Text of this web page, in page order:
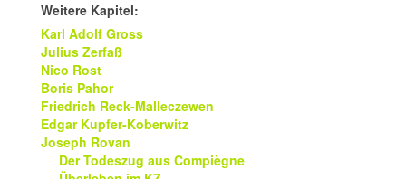
Weitere Kapitel:
Karl Adolf Gross
Julius Zerfaß
Nico Rost
Boris Pahor
Friedrich Reck-Malleczewen
Edgar Kupfer-Koberwitz
Joseph Rovan
Der Todeszug aus Compiègne